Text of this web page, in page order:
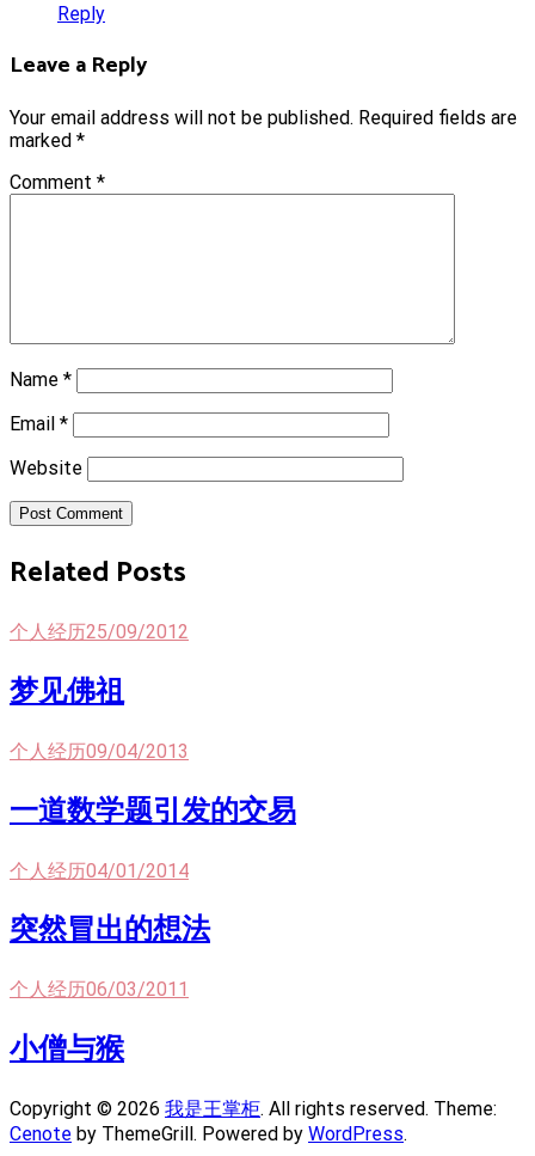
Reply
Leave a Reply
Your email address will not be published. Required fields are
marked *
Comment *
Name *
Email *
Website
Post Comment
Related Posts
个人经历25/09/2012
梦见佛祖
个人经历09/04/2013
一道数学题引发的交易
个人经历04/01/2014
突然冒出的想法
个人经历06/03/2011
小僧与猴
Copyright © 2026 我是王掌柜. All rights reserved. Theme:
Cenote by ThemeGrill. Powered by WordPress.